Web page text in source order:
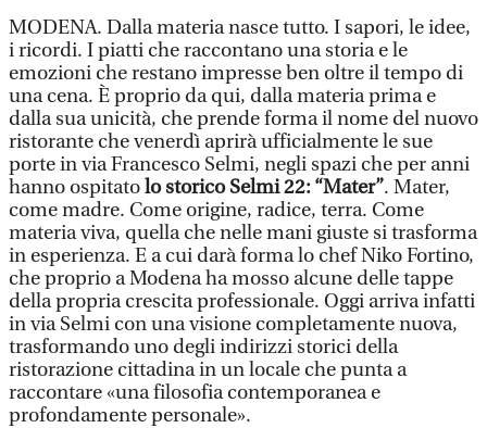
MODENA. Dalla materia nasce tutto. I sapori, le idee,
i ricordi. I piatti che raccontano una storia e le
emozioni che restano impresse ben oltre il tempo di
una cena. È proprio da qui, dalla materia prima e
dalla sua unicità, che prende forma il nome del nuovo
ristorante che venerdì aprirà ufficialmente le sue
porte in via Francesco Selmi, negli spazi che per anni
hanno ospitatolo storico Selmi 22: “Mater”. Mater,
come madre. Come origine, radice, terra. Come
materia viva, quella che nelle mani giuste si trasforma
in esperienza. E a cui darà forma lo chef Niko Fortino,
che proprio a Modena ha mosso alcune delle tappe
della propria crescita professionale. Oggi arriva infatti
in via Selmi con una visione completamente nuova,
trasformando uno degli indirizzi storici della
ristorazione cittadina in un locale che punta a
raccontare «una filosofia contemporanea e
profondamente personale».